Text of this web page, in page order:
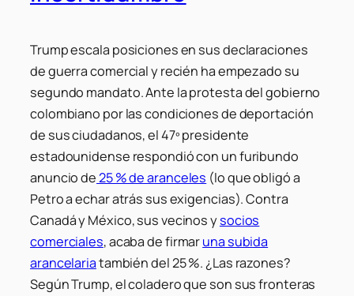
Trump escala posiciones en sus declaraciones
de guerra comercial y recién ha empezado su
segundo mandato. Ante la protesta del gobierno
colombiano por las condiciones de deportación
de sus ciudadanos, el 47º presidente
estadounidense respondió con un furibundo
anuncio de25 % de aranceles (lo que obligó a
Petro a echar atrás sus exigencias). Contra
Canadá y México, sus vecinos ysocios
comerciales, acaba de firmaruna subida
arancelariatambién del 25 %. ¿Las razones?
Según Trump, el coladero que son sus fronteras